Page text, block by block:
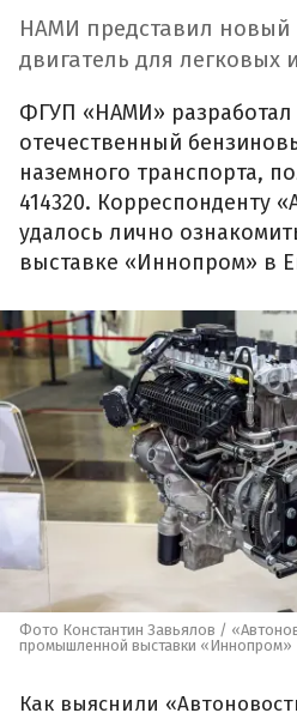
НАМИ представил новый
двигатель для легковых
ФГУП «НАМИ»
отечественный
наземного транспорта,
414320. Корреспонденту
удалось лично
выставке «Иннопром» в
Фото Константин Завьялов /
промышленной выставки «Иннопром»
Как выяснили